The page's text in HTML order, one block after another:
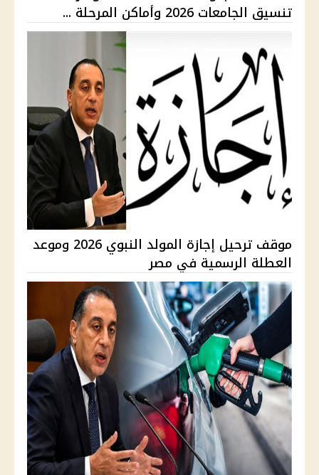
تنسيق الجامعات 2026 وأماكن المرحلة ...
موقف ترحيل إجازة المولد النبوي 2026 وموعد
العطلة الرسمية في مصر